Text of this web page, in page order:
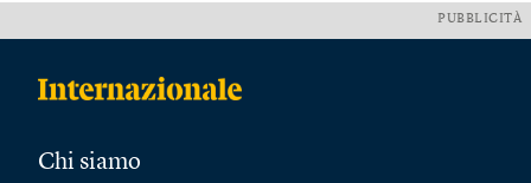
PUBBLICITÀ
Chi siamo